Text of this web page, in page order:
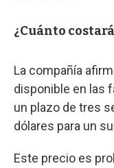
¿Cuánto
La compañía
disponible en las
un plazo de tres
dólares para un
Este precio es